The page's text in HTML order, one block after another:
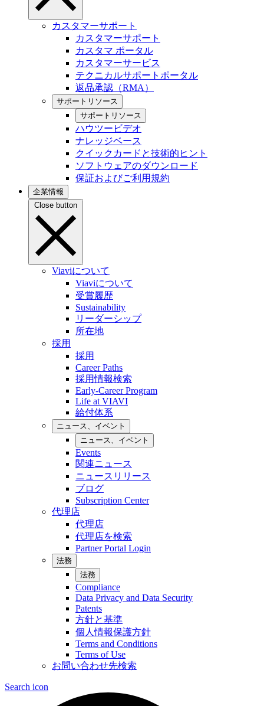
カスタマーサポート
カスタマーサポート
カスタマ ポータル
カスタマーサービス
テクニカルサポートポータル
返品承認（RMA）
サポートリソース
サポートリソース
ハウツービデオ
ナレッジベース
クイックカードと技術的ヒント
ソフトウェアのダウンロード
保証およびご利用規約
企業情報
Close button
Viaviについて
Viaviについて
受賞履歴
Sustainability
リーダーシップ
所在地
採用
採用
Career Paths
採用情報検索
Early-Career Program
Life at VIAVI
給付体系
ニュース、イベント
ニュース、イベント
Events
関連ニュース
ニュースリリース
ブログ
Subscription Center
代理店
代理店
代理店を検索
Partner Portal Login
法務
法務
Compliance
Data Privacy and Data Security
Patents
方針と基準
個人情報保護方針
Terms and Conditions
Terms of Use
お問い合わせ先検索
Search icon